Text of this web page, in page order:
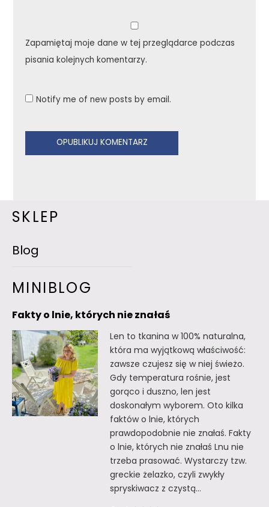
Zapamiętaj moje dane w tej przeglądarce podczas
pisania kolejnych komentarzy.
Notify me of new posts by email.
SKLEP
Blog
MINIBLOG
Fakty o lnie, których nie znałaś
Len to tkanina w 100% naturalna,
która ma wyjątkową właściwość:
zawsze czujesz się w niej świeżo.
Gdy temperatura rośnie, jest
gorąco i duszno, len jest
doskonałym wyborem. Oto kilka
faktów o lnie, których
prawdopodobnie nie znałaś. Fakty
o lnie, których nie znałaś Lnu nie
trzeba prasować. Wystarczy tzw.
greckie żelazko, czyli zwykły
spryskiwacz z czystą…